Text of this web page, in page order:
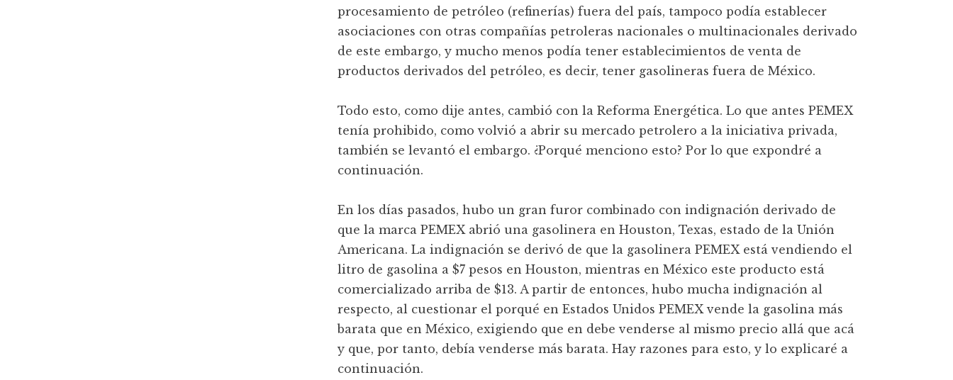
procesamiento de petróleo (refinerías) fuera del país, tampoco podía establecer
asociaciones con otras compañías petroleras nacionales o multinacionales derivado
de este embargo, y mucho menos podía tener establecimientos de venta de
productos derivados del petróleo, es decir, tener gasolineras fuera de México.
Todo esto, como dije antes, cambió con la Reforma Energética. Lo que antes PEMEX
tenía prohibido, como volvió a abrir su mercado petrolero a la iniciativa privada,
también se levantó el embargo. ¿Porqué menciono esto? Por lo que expondré a
continuación.
En los días pasados, hubo un gran furor combinado con indignación derivado de
que la marca PEMEX abrió una gasolinera en Houston, Texas, estado de la Unión
Americana. La indignación se derivó de que la gasolinera PEMEX está vendiendo el
litro de gasolina a $7 pesos en Houston, mientras en México este producto está
comercializado arriba de $13. A partir de entonces, hubo mucha indignación al
respecto, al cuestionar el porqué en Estados Unidos PEMEX vende la gasolina más
barata que en México, exigiendo que en debe venderse al mismo precio allá que acá
y que, por tanto, debía venderse más barata. Hay razones para esto, y lo explicaré a
continuación.